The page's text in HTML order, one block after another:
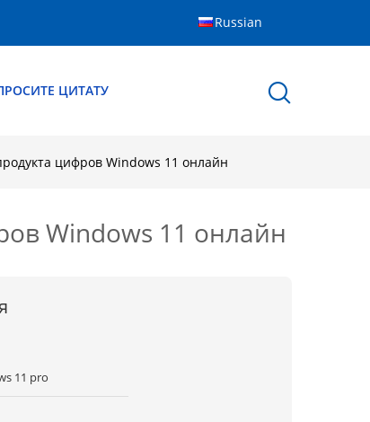
Russian
ЦИТАТУ
цифров Windows 11 онлайн
Windows 11 онлайн
11 pro